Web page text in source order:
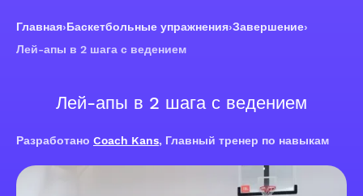
Главная›Баскетбольные упражнения›Завершение›
Лей-апы в 2 шага с ведением
Лей-апы в 2 шага с ведением
Разработано Coach Kans, Главный тренер по навыкам